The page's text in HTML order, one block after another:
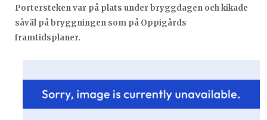
Portersteken var på plats under bryggdagen och kikade
såväl på bryggningen som på Oppigårds
framtidsplaner.